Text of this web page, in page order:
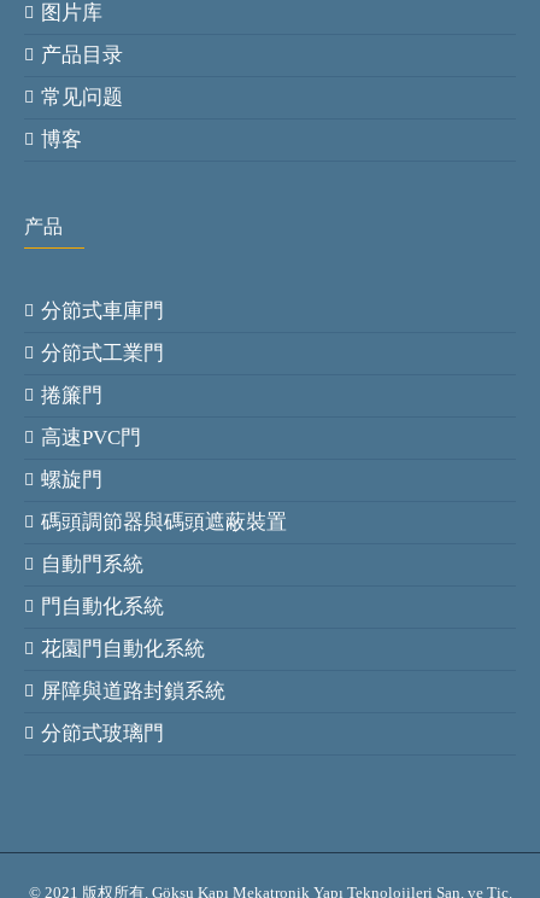
图片库
产品目录
常见问题
博客
产品
分節式車庫門
分節式工業門
捲簾門
高速PVC門
螺旋門
碼頭調節器與碼頭遮蔽裝置
自動門系統
門自動化系統
花園門自動化系統
屏障與道路封鎖系統
分節式玻璃門
© 2021 版权所有. Göksu Kapı Mekatronik Yapı Teknolojileri San. ve Tic.